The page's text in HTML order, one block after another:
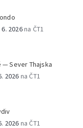
6. 2026na ČT1
Sever Thajska
2026 na ČT1
2026 na ČT1